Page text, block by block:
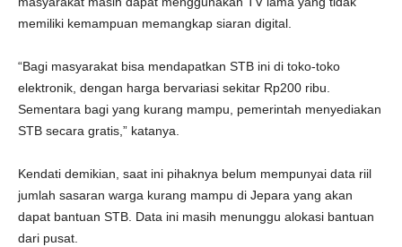
memiliki kemampuan memangkap siaran digital.
“Bagi masyarakat bisa mendapatkan STB ini di toko-toko
elektronik, dengan harga bervariasi sekitar Rp200 ribu.
Sementara bagi yang kurang mampu, pemerintah menyediakan
STB secara gratis,” katanya.
Kendati demikian, saat ini pihaknya belum mempunyai data riil
jumlah sasaran warga kurang mampu di Jepara yang akan
dapat bantuan STB. Data ini masih menunggu alokasi bantuan
dari pusat.